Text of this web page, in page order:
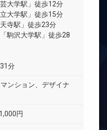
大学駅」徒歩12分
大学駅」徒歩15分
寺駅」徒歩23分
駒沢大学駅」徒歩28
分
ンション、デザイナ
円